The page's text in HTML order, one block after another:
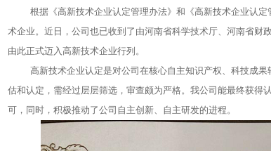
根据《高新技术企业认定管理办法》和《高新技术企业认定
术企业。近日，公司也已收到了由河南省科学技术厅、 河南省财
由此正式迈入高新技术企业行列。
高新技术企业认定是对公司在核心自主知识产权、科技成
估和认定，需经过层层筛选，审查颇为严格。我公司能最终获得
可，同时，积极推动了公司自主创新、自主研发的进程。